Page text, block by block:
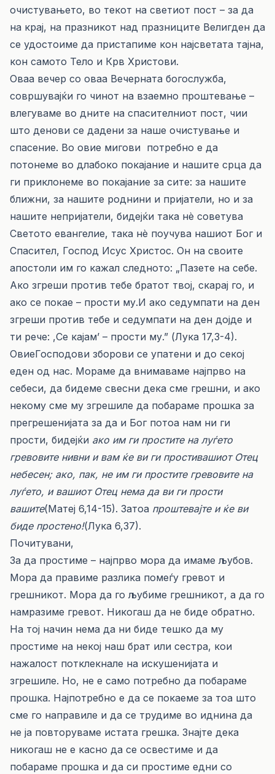
очистувањето, во текот на светиот пост – за да
на крај, на празникот над празниците Велигден да
се удостоиме да пристапиме кон најсветата тајна,
кон самото Тело и Крв Христови.
Оваа вечер со оваа Вечерната богослужба,
совршувајќи го чинот на взаемно проштевање –
влегуваме во дните на спасителниот пост, чии
што денови се дадени за наше очистување и
спасение. Во овие мигови потребно е да
потонеме во длабоко покајание и нашите срца да
ги приклонеме во покајание за сите: за нашите
ближни, за нашите роднини и пријатели, но и за
нашите непријатели, бидејќи така нè советува
Светото евангелие, така нè поучува нашиот Бог и
Спасител, Господ Исус Христос. Он на своите
апостоли им го кажал следното: „Пазете на себе.
Ако згреши против тебе братот твој, скарај го, и
ако се покае – прости му.И ако седумпати на ден
згреши против тебе и седумпати на ден дојде и
ти рече: ,Се кајам’ – прости му.” (Лука 17,3-4).
ОвиеГосподови зборови се упатени и до секој
еден од нас. Мораме да внимаваме најпрво на
себеси, да бидеме свесни дека сме грешни, и ако
некому сме му згрешиле да побараме прошка за
прегрешенијата за да и Бог потоа нам ни ги
прости, бидејќи ако им ги простите на луѓето
гревовите нивни и вам ќе ви ги простивашиот Отец
небесен; ако, пак, не им ги простите гревовите на
луѓето, и вашиот Отец нема да ви ги прости
вашите(Матеј 6,14-15). Затоа проштевајте и ќе ви
биде простено!(Лука 6,37).
Почитувани,
За да простиме – најпрво мора да имаме љубов.
Мора да правиме разлика помеѓу гревот и
грешникот. Мора да го љубиме грешникот, а да го
намразиме гревот. Никогаш да не биде обратно.
На тој начин нема да ни биде тешко да му
простиме на некој наш брат или сестра, кои
нажалост потклекнале на искушенијата и
згрешиле. Но, не е само потребно да побараме
прошка. Најпотребно е да се покаеме за тоа што
сме го направиле и да се трудиме во иднина да
не ја повторуваме истата грешка. Знајте дека
никогаш не е касно да се освестиме и да
побараме прошка и да си простиме едни со